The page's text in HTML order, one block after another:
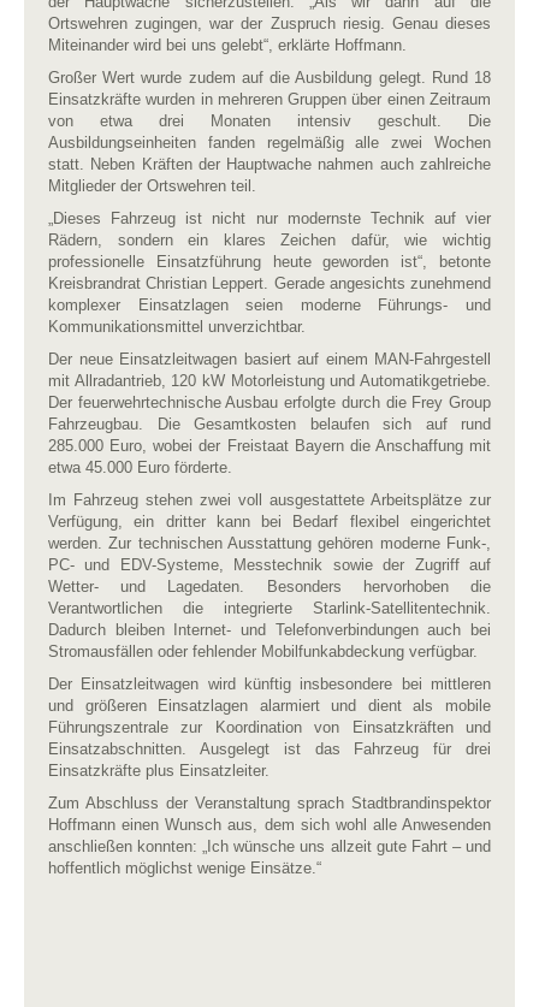
Ortswehren zugingen, war der Zuspruch riesig. Genau dieses
Miteinander wird bei uns gelebt“, erklärte Hoffmann.
Großer Wert wurde zudem auf die Ausbildung gelegt. Rund 18
Einsatzkräfte wurden in mehreren Gruppen über einen Zeitraum
von etwa drei Monaten intensiv geschult. Die
Ausbildungseinheiten fanden regelmäßig alle zwei Wochen
statt. Neben Kräften der Hauptwache nahmen auch zahlreiche
Mitglieder der Ortswehren teil.
„Dieses Fahrzeug ist nicht nur modernste Technik auf vier
Rädern, sondern ein klares Zeichen dafür, wie wichtig
professionelle Einsatzführung heute geworden ist“, betonte
Kreisbrandrat Christian Leppert. Gerade angesichts zunehmend
komplexer Einsatzlagen seien moderne Führungs- und
Kommunikationsmittel unverzichtbar.
Der neue Einsatzleitwagen basiert auf einem MAN-Fahrgestell
mit Allradantrieb, 120 kW Motorleistung und Automatikgetriebe.
Der feuerwehrtechnische Ausbau erfolgte durch die Frey Group
Fahrzeugbau. Die Gesamtkosten belaufen sich auf rund
285.000 Euro, wobei der Freistaat Bayern die Anschaffung mit
etwa 45.000 Euro förderte.
Im Fahrzeug stehen zwei voll ausgestattete Arbeitsplätze zur
Verfügung, ein dritter kann bei Bedarf flexibel eingerichtet
werden. Zur technischen Ausstattung gehören moderne Funk-,
PC- und EDV-Systeme, Messtechnik sowie der Zugriff auf
Wetter- und Lagedaten. Besonders hervorhoben die
Verantwortlichen die integrierte Starlink-Satellitentechnik.
Dadurch bleiben Internet- und Telefonverbindungen auch bei
Stromausfällen oder fehlender Mobilfunkabdeckung verfügbar.
Der Einsatzleitwagen wird künftig insbesondere bei mittleren
und größeren Einsatzlagen alarmiert und dient als mobile
Führungszentrale zur Koordination von Einsatzkräften und
Einsatzabschnitten. Ausgelegt ist das Fahrzeug für drei
Einsatzkräfte plus Einsatzleiter.
Zum Abschluss der Veranstaltung sprach Stadtbrandinspektor
Hoffmann einen Wunsch aus, dem sich wohl alle Anwesenden
anschließen konnten: „Ich wünsche uns allzeit gute Fahrt – und
hoffentlich möglichst wenige Einsätze.“